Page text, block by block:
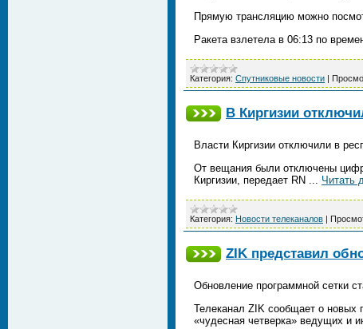
Прямую трансляцию можно
Ракета взлетела в 06:13 по
Категория: Спутниковые новости |
В Киргизии
Власти Киргизии отключили в
От вещания были отключены
Киргизии, передает RN ... Читать
Категория: Новости телеканалов |
ZIK представил
Обновление программной сетки
Телеканал ZIK сообщает о новых
«чудесная четверка» ведущих и